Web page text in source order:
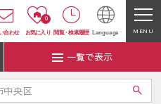
合わせ
0
お気に入り 閲覧・ 検索履歴 Language MENU
一覧で表示